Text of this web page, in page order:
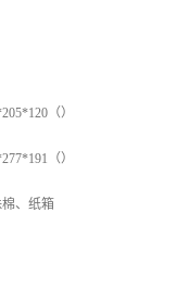
（）
（）
、纸箱